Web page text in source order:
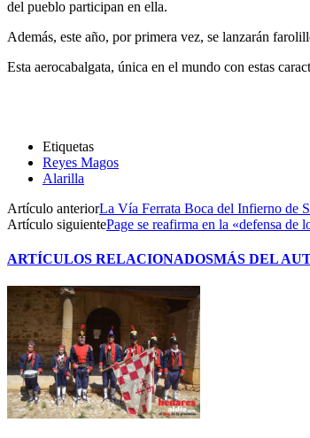
del pueblo participan en ella.
Además, este año, por primera vez, se lanzarán
Esta aerocabalgata, única en el mundo con estas
Etiquetas
Reyes Magos
Alarilla
Artículo anteriorLa Vía Ferrata Boca del Infierno de
Artículo siguientePage se reafirma en la «defensa de
ARTÍCULOS RELACIONADOSMÁS DEL